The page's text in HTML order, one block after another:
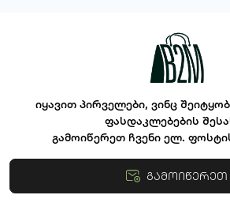
იყავით პირველები, ვინც
ფასდაკლებების
გამოიწერეთ ჩვენი ელ.
გამოიწერეთ
წესები და პირობები